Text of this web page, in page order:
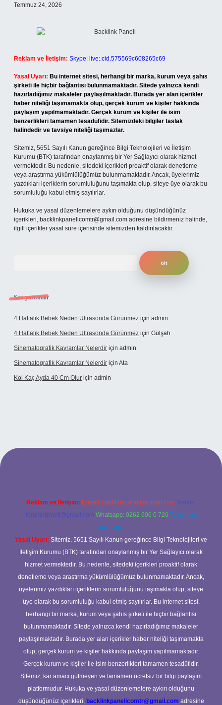
Temmuz 24, 2026
Reklam ve İletişim: Skype: live:.cid.575569c608265c69
Yasal Uyarı: Bu internet sitesi, herhangi bir marka, kurum veya şahıs
şirketi ile hiçbir bağlantısı bulunmamaktadır. Sitede yalnızca kendi
hazırladığımız makaleler paylaşılmaktadır. Burada yer alan içerikler
haber niteliği taşımamakta olup, gerçek kurum ve kişiler hakkında
paylaşım yapılmamaktadır. Gerçek kurum ve kişiler ile isim
benzerlikleri tamamen tesadüfidir. Sitemizdeki bilgiler taslak
halindedir ve tavsiye niteliği taşımazlar.
Sitemiz, 5651 Sayılı Kanun gereğince Bilgi Teknolojileri ve İletişim
Kurumu (BTK) tarafından onaylanmış bir Yer Sağlayıcı olarak hizmet
vermektedir. Bu nedenle, sitedeki içerikleri proaktif olarak denetleme
veya araştırma yükümlülüğümüz bulunmamaktadır. Ancak, üyelerimiz
yazdıkları içeriklerin sorumluluğunu taşımakta olup, siteye üye olarak bu
sorumluluğu kabul etmiş sayılırlar.
Hukuka ve yasal düzenlemelere aykırı olduğunu düşündüğünüz
içerikleri, backlinkpanelicomtr@gmail.com adresine bildirmeniz halinde,
ilgili içerikler yasal süre içerisinde sitemizden kaldırılacaktır.
Son yorumlar
4 Haftalık Bebek Neden Ultrasonda Görünmez için admin
4 Haftalık Bebek Neden Ultrasonda Görünmez için Gülşah
Sinematografik Kavramlar Nelerdir için admin
Sinematografik Kavramlar Nelerdir için Ata
Kol Kaç Ayda 40 Cm Olur için admin
betci
Reklam ve İletişim: E-mail: backlinkpaneli@gmail.com Teams:
forumhizmeti@gmail.com Whatsapp: 0262 606 0 726 Telegram:
@karabul
Yasal Uyarı: Sitemiz, 5651 Sayılı Kanun gereğince Bilgi Teknolojileri ve
İletişim Kurumu (BTK) tarafından onaylanmış bir Yer Sağlayıcı olarak
hizmet vermektedir. Bu nedenle, sitedeki içerikleri proaktif olarak
denetleme veya araştırma yükümlülüğümüz bulunmamaktadır. Ancak,
üyelerimiz yazdıkları içeriklerin sorumluluğunu taşımakta olup, siteye
üye olarak bu sorumluluğu kabul etmiş sayılırlar. Bu internet sitesi,
herhangi bir marka, kurum veya şahıs şirketi ile hiçbir bağlantısı
bulunmamaktadır. Sitede yalnızca kendi hazırladığımız makaleler
paylaşılmaktadır. Burada yer alan içerikler haber niteliği taşımamakta
olup, gerçek kurum ve kişiler hakkında paylaşım yapılmamaktadır.
Gerçek kurum ve kişiler ile isim benzerlikleri tamamen tesadüfidir.
Sitemiz, kar amacı gütmeyen ve tamamen ücretsiz bir bilgi paylaşım
platformudur. Hukuka ve yasal düzenlemelere aykırı olduğunu
düşündüğünüz içerikleri, backlinkpanelicomtr@gmail.com adresine